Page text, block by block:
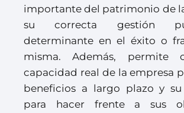
importante del patrimonio de
su correcta gestión
determinante en el éxito o
misma. Además, permite
capacidad real de la empresa
beneficios a largo plazo y su
para hacer frente a sus